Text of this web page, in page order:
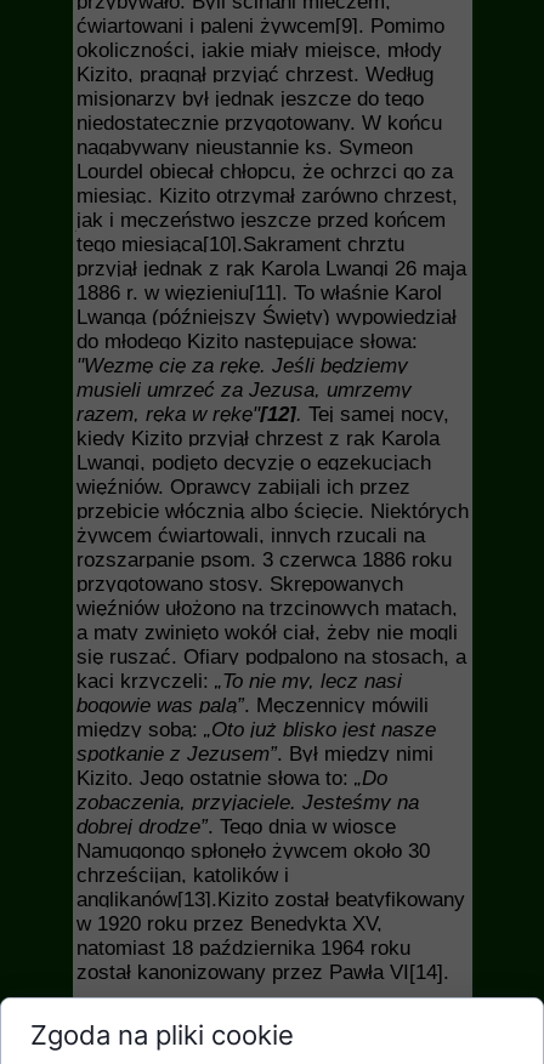
ćwiartowani i paleni żywcem[9]. Pomimo
okoliczności, jakie miały miejsce, młody
Kizito, pragnął przyjąć chrzest. Według
misjonarzy był jednak jeszcze do tego
niedostatecznie przygotowany. W końcu
nagabywany nieustannie ks. Symeon
Lourdel obiecał chłopcu, że ochrzci go za
miesiąc. Kizito otrzymał zarówno chrzest,
jak i męczeństwo jeszcze przed końcem
tego miesiąca[10].Sakrament chrztu
przyjął jednak z rąk Karola Lwangi 26 maja
1886 r. w więzieniu[11]. To właśnie Karol
Lwanga (późniejszy Święty) wypowiedział
do młodego Kizito następujące słowa:
"Wezmę cię za rękę. Jeśli będziemy
musieli umrzeć za Jezusa, umrzemy
razem, ręka w rękę"[12]. Tej samej nocy,
kiedy Kizito przyjął chrzest z rąk Karola
Lwangi, podjęto decyzję o egzekucjach
więźniów. Oprawcy zabijali ich przez
przebicie włócznią albo ścięcie. Niektórych
żywcem ćwiartowali, innych rzucali na
rozszarpanie psom. 3 czerwca 1886 roku
przygotowano stosy. Skrępowanych
więźniów ułożono na trzcinowych matach,
a maty zwinięto wokół ciał, żeby nie mogli
się ruszać. Ofiary podpalono na stosach, a
kaci krzyczeli: „To nie my, lecz nasi
bogowie was palą”. Męczennicy mówili
między sobą: „Oto już blisko jest nasze
spotkanie z Jezusem”. Był między nimi
Kizito. Jego ostatnie słowa to: „Do
zobaczenia, przyjaciele. Jesteśmy na
dobrej drodze”. Tego dnia w wiosce
Namugongo spłonęło żywcem około 30
chrześcijan, katolików i
anglikanów[13].Kizito został beatyfikowany
w 1920 roku przez Benedykta XV,
natomiast 18 października 1964 roku
został kanonizowany przez Pawła VI[14].
Św. Kizito mógł uchronić swoje życie. Być
może właśnie z troski o tego młodzieńca
Zgoda na pliki cookie